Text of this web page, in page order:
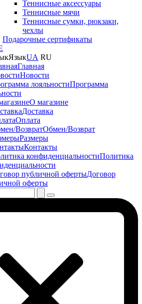
Теннисные аксессуары
Теннисные мячи
Теннисные сумки, рюкзаки,
чехлы
Подарочные сертификаты
ЯзыкUA RU
Главная
Новости
Программа
О магазине
Доставка
Оплата
Обмен/Возврат
Размеры
Контакты
Политика
Договор
оферты